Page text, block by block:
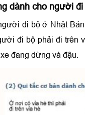
dành cho người đi
đi bộ ở Nhật
đi bộ phải đi trên
đang dừng và đậu.